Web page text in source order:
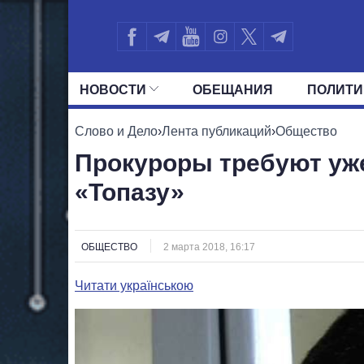
НОВОСТИ ОБЕЩАНИЯ
ВСЕ ПОЛИТИКИ ПРЕЗИДЕНТ И
Слово и Дело›Лента публикаций›Общество
Прокуроры требуют
«Топазу»
ОБЩЕСТВО 2 марта 2018, 16:17
Читати українською